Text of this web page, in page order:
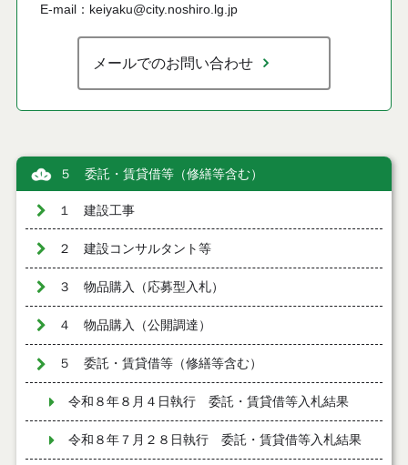
E-mail：keiyaku@city.noshiro.lg.jp
メールでのお問い合わせ
５ 委託・賃貸借等（修繕等含む）
１ 建設工事
２ 建設コンサルタント等
３ 物品購入（応募型入札）
４ 物品購入（公開調達）
５ 委託・賃貸借等（修繕等含む）
令和８年８月４日執行 委託・賃貸借等入札結果
令和８年７月２８日執行 委託・賃貸借等入札結果